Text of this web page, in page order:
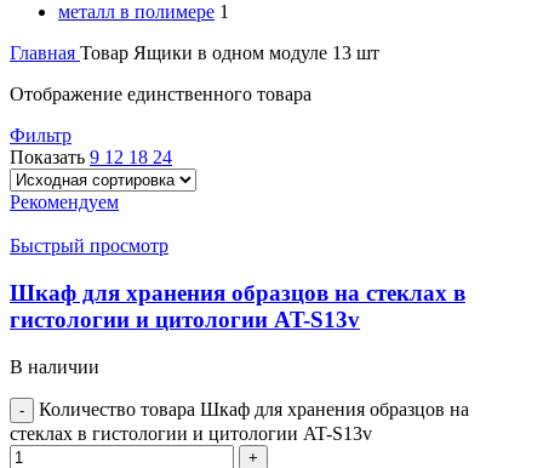
металл в полимере 1
Главная Товар Ящики в одном модуле 13 шт
Отображение единственного товара
Фильтр
Показать 9 12 18 24
Рекомендуем
Быстрый просмотр
Шкаф для хранения образцов на стеклах в
гистологии и цитологии AT-S13v
В наличии
Количество товара Шкаф для хранения образцов на
стеклах в гистологии и цитологии AT-S13v